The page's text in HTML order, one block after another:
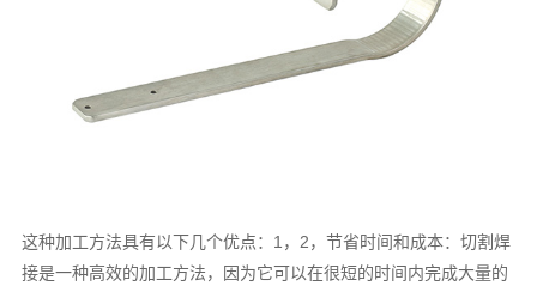
这种加工方法具有以下几个优点：1，2，节省时间和成本：切割焊
接是一种高效的加工方法，因为它可以在很短的时间内完成大量的